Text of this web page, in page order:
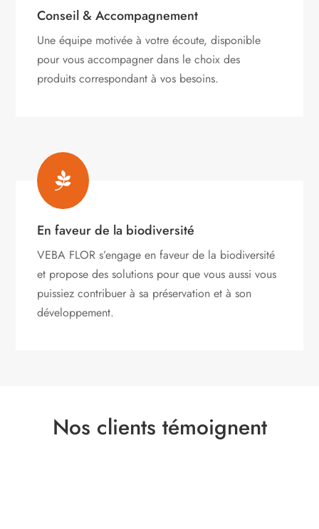
Conseil & Accompagnement
Une équipe motivée à votre écoute, disponible
pour vous accompagner dans le choix des
produits correspondant à vos besoins.

En faveur de la biodiversité
VEBA FLOR s’engageen faveur de la biodiversité
et propose des solutions pour que vous aussi vous
puissiez contribuer à sa préservation et à son
développement.
Nos clients témoignent